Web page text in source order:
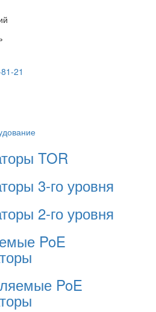
21
TOR
3-го уровня
2-го уровня
PoE
PoE